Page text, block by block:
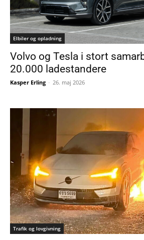
Elbiler og opladning
Volvo og Tesla i stort
20.000 ladestandere
Kasper Erling - 26. maj 2026
Trafik og lovgivning